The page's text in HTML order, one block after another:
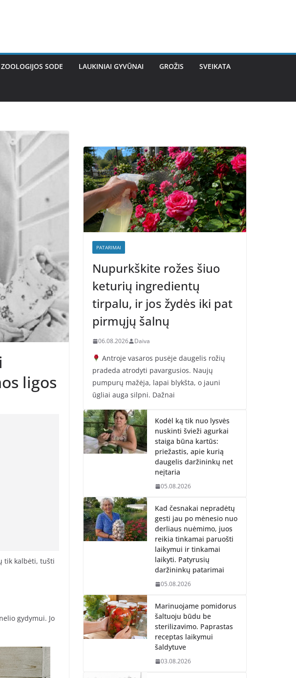
ZOOLOGIJOS SODE LAUKINIAI GYVŪNAI GROŽIS SVEIKATA
ligos
tik kalbėti, tušti
gydymui. Jo
PATARIMAI
Nupurkškite rožes šiuo
keturių ingredientų
tirpalu, ir jos žydės iki pat
pirmųjų šalnų
06.08.2026 Daiva
Antroje vasaros pusėje daugelis rožių
pradeda atrodyti pavargusios. Naujų
pumpurų mažėja, lapai blykšta, o jauni
ūgliai auga silpni. Dažnai
Kodėl ką tik nuo lysvės
nuskinti švieži agurkai
staiga būna kartūs:
priežastis, apie kurią
daugelis daržininkų net
neįtaria
05.08.2026
Kad česnakai nepradėtų
gesti jau po mėnesio nuo
derliaus nuėmimo, juos
reikia tinkamai paruošti
laikymui ir tinkamai
laikyti. Patyrusių
daržininkų patarimai
05.08.2026
Marinuojame pomidorus
šaltuoju būdu be
sterilizavimo. Paprastas
receptas laikymui
šaldytuve
03.08.2026